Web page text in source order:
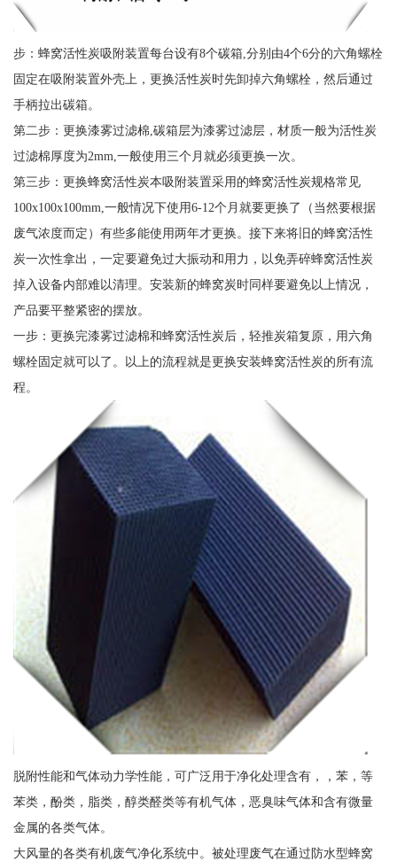
步：蜂窝活性炭吸附装置每台设有8个碳箱,分别由4个6分的六角螺栓
固定在吸附装置外壳上，更换活性炭时先卸掉六角螺栓，然后通过
手柄拉出碳箱。
第二步：更换漆雾过滤棉,碳箱层为漆雾过滤层，材质一般为活性炭
过滤棉厚度为2mm,一般使用三个月就必须更换一次。
第三步：更换蜂窝活性炭本吸附装置采用的蜂窝活性炭规格常见
100x100x100mm,一般情况下使用6-12个月就要更换了（当然要根据
废气浓度而定）有些多能使用两年才更换。接下来将旧的蜂窝活性
炭一次性拿出，一定要避免过大振动和用力，以免弄碎蜂窝活性炭
掉入设备内部难以清理。安装新的蜂窝炭时同样要避免以上情况，
产品要平整紧密的摆放。
一步：更换完漆雾过滤棉和蜂窝活性炭后，轻推炭箱复原，用六角
螺栓固定就可以了。以上的流程就是更换安装蜂窝活性炭的所有流
程。
脱附性能和气体动力学性能，可广泛用于净化处理含有，，苯，等
苯类，酚类，脂类，醇类醛类等有机气体，恶臭味气体和含有微量
金属的各类气体。
大风量的各类有机废气净化系统中。被处理废气在通过防水型蜂窝